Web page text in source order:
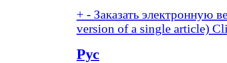
+ - Заказать электронную
version of a single article)
Рус